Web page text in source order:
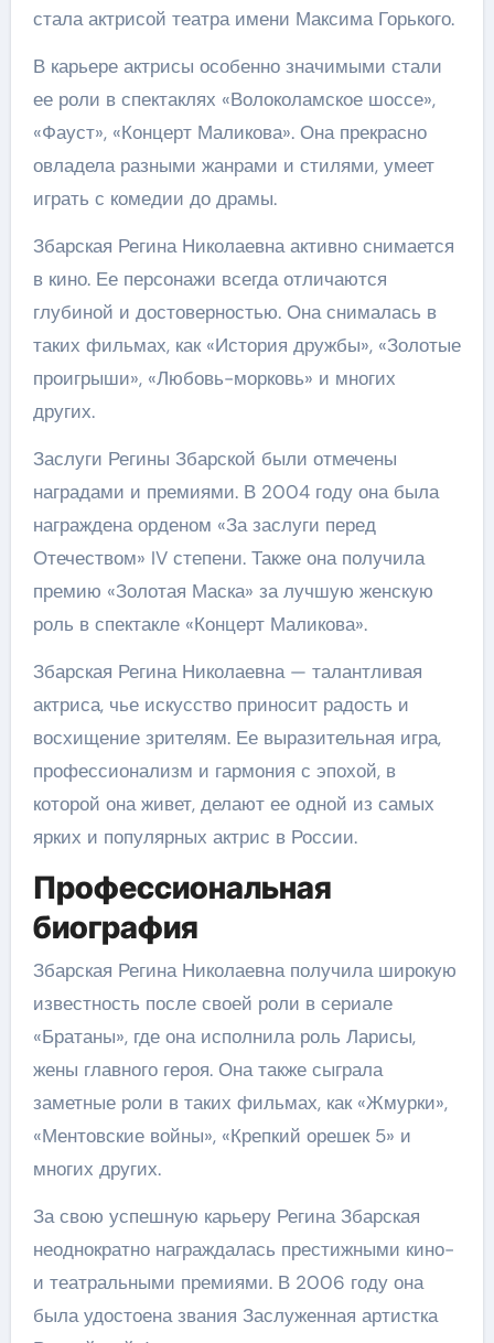
стала актрисой театра имени Максима Горького.
В карьере актрисы особенно значимыми стали
ее роли в спектаклях «Волоколамское шоссе»,
«Фауст», «Концерт Маликова». Она прекрасно
овладела разными жанрами и стилями, умеет
играть с комедии до драмы.
Збарская Регина Николаевна активно снимается
в кино. Ее персонажи всегда отличаются
глубиной и достоверностью. Она снималась в
таких фильмах, как «История дружбы», «Золотые
проигрыши», «Любовь-морковь» и многих
других.
Заслуги Регины Збарской были отмечены
наградами и премиями. В 2004 году она была
награждена орденом «За заслуги перед
Отечеством» IV степени. Также она получила
премию «Золотая Маска» за лучшую женскую
роль в спектакле «Концерт Маликова».
Збарская Регина Николаевна — талантливая
актриса, чье искусство приносит радость и
восхищение зрителям. Ее выразительная игра,
профессионализм и гармония с эпохой, в
которой она живет, делают ее одной из самых
ярких и популярных актрис в России.
Профессиональная
биография
Збарская Регина Николаевна получила широкую
известность после своей роли в сериале
«Братаны», где она исполнила роль Ларисы,
жены главного героя. Она также сыграла
заметные роли в таких фильмах, как «Жмурки»,
«Ментовские войны», «Крепкий орешек 5» и
многих других.
За свою успешную карьеру Регина Збарская
неоднократно награждалась престижными кино-
и театральными премиями. В 2006 году она
была удостоена звания Заслуженная артистка